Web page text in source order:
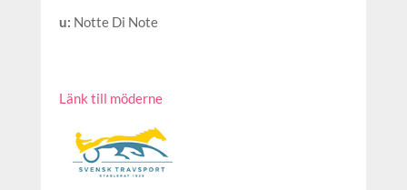
u: Notte Di Note
Länk till möderne